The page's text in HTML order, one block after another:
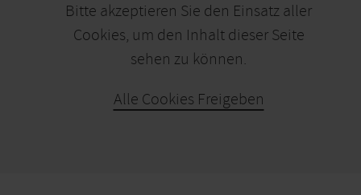
Bitte akzeptieren Sie den Einsatz aller
Cookies, um den Inhalt dieser Seite
sehen zu können.
Alle Cookies Freigeben